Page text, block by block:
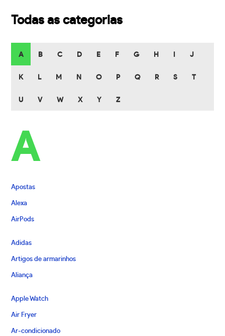
Todas as categorias
A B C D E F G H J
K L M N O P Q R S T
U V W X Y Z
A
Apostas
Alexa
AirPods
Adidas
Artigos de armarinhos
Aliança
Apple Watch
Air Fryer
Ar-condicionado